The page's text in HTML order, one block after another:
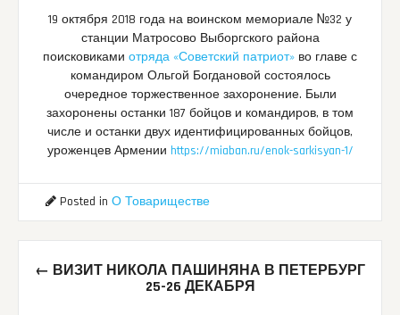
19 октября 2018 года на воинском мемориале №32 у
станции Матросово Выборгского района
поисковиками отряда «Советский патриот» во главе с
командиром Ольгой Богдановой состоялось
очередное торжественное захоронение. Были
захоронены останки 187 бойцов и командиров, в том
числе и останки двух идентифицированных бойцов,
уроженцев Армении https://miaban.ru/enok-sarkisyan-1/
Posted in О Товариществе
Post
navigation
← ВИЗИТ НИКОЛА ПАШИНЯНА В ПЕТЕРБУРГ
25-26 ДЕКАБРЯ